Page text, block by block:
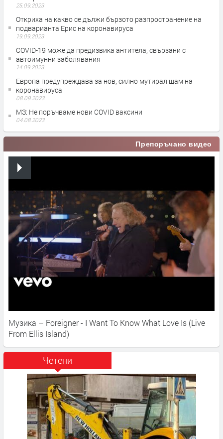
25.09.2023
Откриха на какво се дължи бързото разпространение на
подварианта Ерис на коронавируса
19.09.2023
COVID-19 може да предизвика антитела, свързани с
автоимунни заболявания
14.09.2023
Европа предупреждава за нов, силно мутирал щам на
коронавируса
08.09.2023
МЗ: Не поръчваме нови COVID ваксини
04.08.2023
Препоръчано видео
Музика – Foreigner - I Want To Know What Love Is (Live
From Ellis Island)
Четени